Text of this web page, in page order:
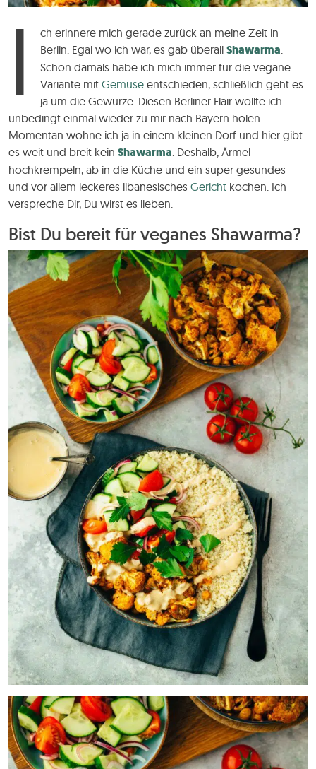
I
ch erinnere mich gerade zurück an meine Zeit in
Berlin. Egal wo ich war, es gab überallShawarma
Schon damals habe ich mich immer für die vegane
Variante mitGemüse entschieden, schließlich geht es
ja um die Gewürze. Diesen Berliner Flair wollte ich
unbedingt einmal wieder zu mir nach Bayern holen.
Momentan wohne ich ja in einem kleinen Dorf und hier gibt
es weit und breit kein Shawarma . Deshalb, Ärmel
hochkrempeln, ab in die Küche und ein super gesundes
und vor allem leckeres libanesisches Gericht kochen. Ich
verspreche Dir, Du wirst es lieben.
Bist Du bereit für veganes Shawarma?